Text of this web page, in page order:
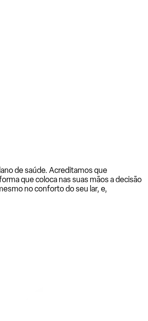
de saúde. Acreditamos que
que coloca nas suas mãos a decisão
no conforto do seu lar, e,